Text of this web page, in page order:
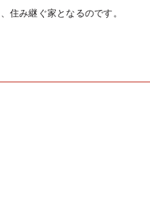
住み継ぐ家となるのです。